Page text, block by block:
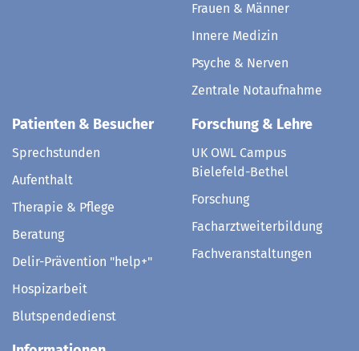
Frauen & Männer
Innere Medizin
Psyche & Nerven
Zentrale Notaufnahme
Patienten & Besucher
Sprechstunden
Aufenthalt
Therapie & Pflege
Beratung
Delir-Prävention "help+"
Hospizarbeit
Blutspendedienst
Forschung & Lehre
UK OWL Campus
Bielefeld-Bethel
Forschung
Facharztweiterbildung
Fachveranstaltungen